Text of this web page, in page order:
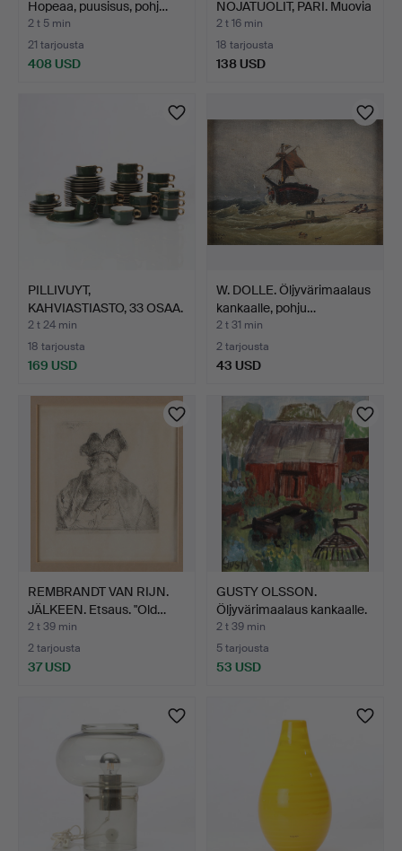
Hopeaa, puusisus, pohj…
2 t 5 min
21 tarjousta
408 USD
NOJATUOLIT, PARI. Muovia
ja k…
2 t 16 min
18 tarjousta
138 USD
PILLIVUYT,
KAHVIASTIASTO, 33 OSAA.
Vihreäk…
2 t 24 min
18 tarjousta
169 USD
W. DOLLE. Öljyvärimaalaus
kankaalle, pohju…
2 t 31 min
2 tarjousta
43 USD
REMBRANDT VAN RIJN.
JÄLKEEN. Etsaus. "Old…
2 t 39 min
2 tarjousta
37 USD
GUSTY OLSSON.
Öljyvärimaalaus kankaalle.
L…
2 t 39 min
5 tarjousta
53 USD